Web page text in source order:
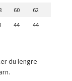
60
62
44 44
du lengre